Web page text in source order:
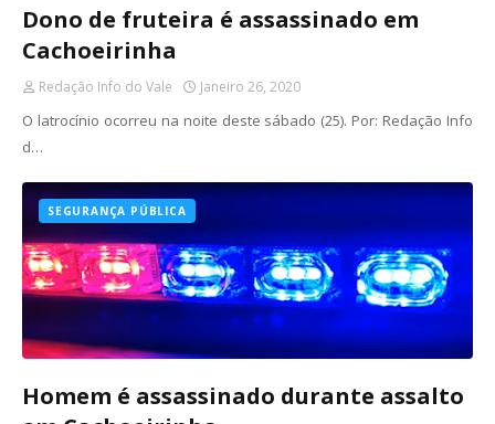
Dono de fruteira é assassinado em
Cachoeirinha
Redação Info do Vale Janeiro 26, 2020
O latrocínio ocorreu na noite deste sábado (25). Por: Redação Info
d…
SEGURANÇA PÚBLICA
Homem é assassinado durante assalto